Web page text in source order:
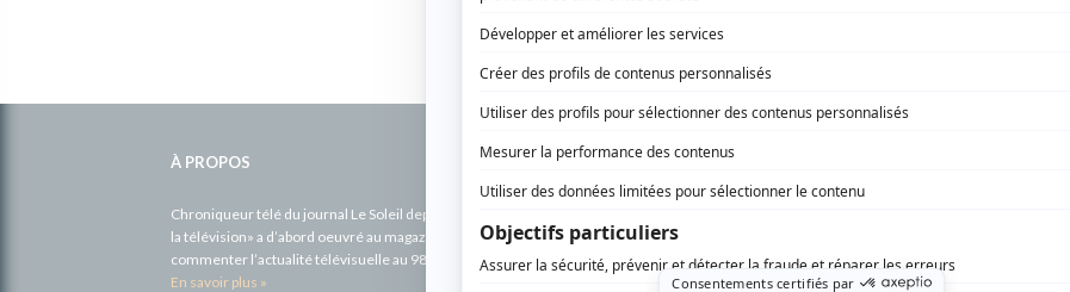
À PROPOS
Chroniqueur télé du journal Le Soleil depuis 2001, Richard Therrien carbure à son petit écran. Celui qu’on surnomme parfois «l’encyclopédie de
la télévision» a d’abord oeuvré au magazine TV Hebdo de 1996 à 2001. Sa spécialité: la télé québécoise. On peut l’entendre régulièrement
commenter l’actualité télévisuelle au 98,5.
En savoir plus »